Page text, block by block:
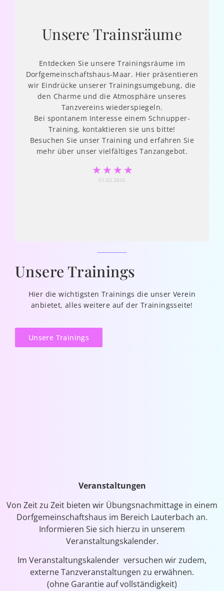
Unsere Trainsräume
Entdecken Sie unsere Trainingsräume im
Dorfgemeinschaftshaus-Maar. Hier präsentieren
wir Eindrücke unserer Trainingsumgebung, die
den Charme und die Atmosphäre unseres
Tanzvereins wiederspiegeln.
Bei spontanem Interesse einem Schnupper-
Training, kontaktieren sie uns bitte!
Besuchen Sie unser Training und erfahren Sie
mehr über unser vielfältiges Tanzangebot.
☆ ☆ ☆ ☆
01.02.2026
Unsere Trainings
Hier die wichtigsten Trainings die unser Verein
anbietet, alles weitere auf der Trainingsseite!
Unsere Trainings
Veranstaltungen
Von Zeit zu Zeit bieten wir Übungsnachmittage in einem
Dorfgemeinschaftshaus im Bereich Lauterbach an.
Informieren Sie sich hierzu in unserem
Veranstaltungskalender.
Im Veranstaltungskalender versuchen wir zudem,
externe Tanzveranstaltungen zu erwähnen.
(ohne Garantie auf vollständigkeit)